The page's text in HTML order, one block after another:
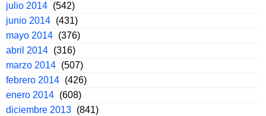
julio 2014 (542)
junio 2014 (431)
mayo 2014 (376)
abril 2014 (316)
marzo 2014 (507)
febrero 2014 (426)
enero 2014 (608)
diciembre 2013 (841)